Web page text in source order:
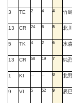
3 TE 2 4 4 竹
13 CR 24 6 5 北
5 TK 4 2 6 水
13 CR 58 19 7 純烈
1 KI -- -- 8 北
9 VI 5 52 9 辰